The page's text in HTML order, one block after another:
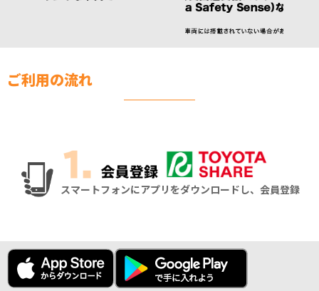
ご利用の流れ
スマートフォンにアプリをダウンロードし、会員登録